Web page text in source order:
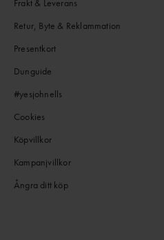
Frakt & Leverans
Retur, Byte & Reklammation
Presentkort
Dunguide
#yesjohnells
Cookies
Köpvillkor
Kampanjvillkor
Ångra ditt köp